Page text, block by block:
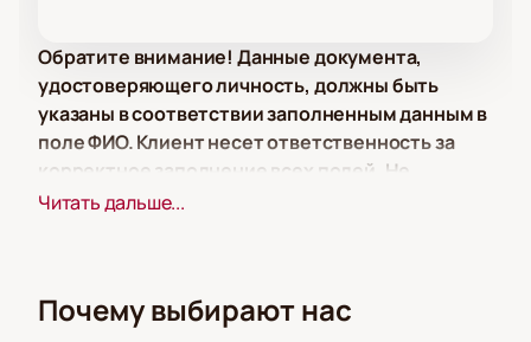
Обратите внимание! Данные документа,
удостоверяющего личность, должны быть
указаны в соответствии заполненным данным в
поле ФИО. Клиент несет ответственность за
корректное заполнение всех полей. Не
забудьте взять документ с собой!
Геликон-оперы. Адрес: ул. Большая Никитская, д.
Читать дальше...
Почему выбирают нас